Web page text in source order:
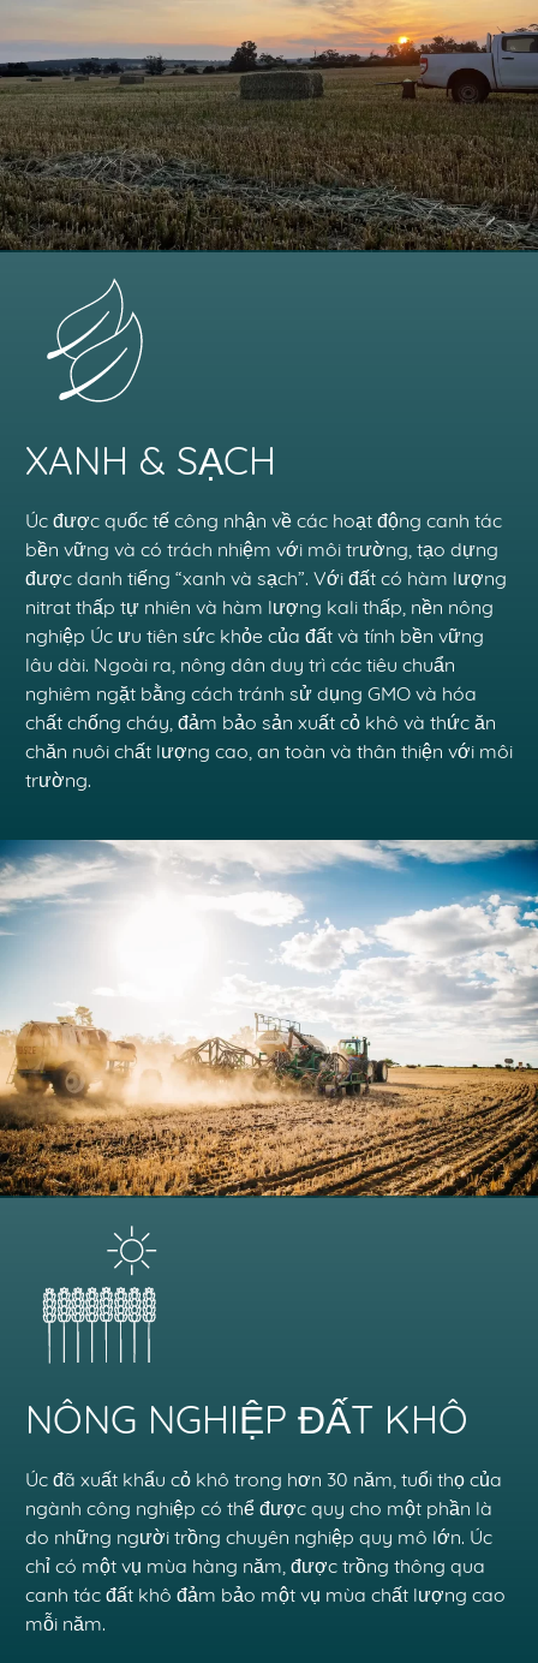
XANH & SẠCH
Úc được quốc tế công nhận về các hoạt động canh tác
bền vững và có trách nhiệm với môi trường, tạo dựng
được danh tiếng “xanh và sạch”. Với đất có hàm lượng
nitrat thấp tự nhiên và hàm lượng kali thấp, nền nông
nghiệp Úc ưu tiên sức khỏe của đất và tính bền vững
lâu dài. Ngoài ra, nông dân duy trì các tiêu chuẩn
nghiêm ngặt bằng cách tránh sử dụng GMO và hóa
chất chống cháy, đảm bảo sản xuất cỏ khô và thức ăn
chăn nuôi chất lượng cao, an toàn và thân thiện với môi
trường.
NÔNG NGHIỆP ĐẤT KHÔ
Úc đã xuất khẩu cỏ khô trong hơn 30 năm, tuổi thọ của
ngành công nghiệp có thể được quy cho một phần là
do những người trồng chuyên nghiệp quy mô lớn. Úc
chỉ có một vụ mùa hàng năm, được trồng thông qua
canh tác đất khô đảm bảo một vụ mùa chất lượng cao
mỗi năm.